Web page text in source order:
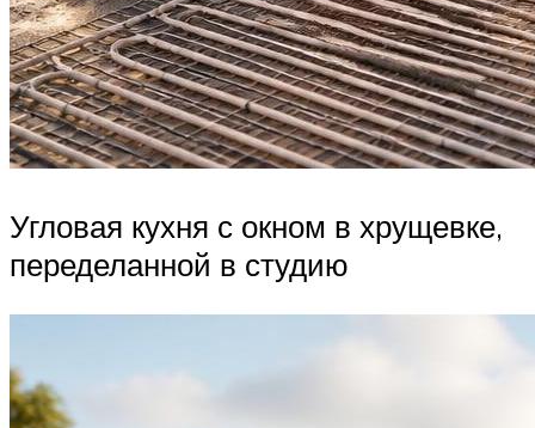
Угловая кухня с окном в хрущевке,
переделанной в студию